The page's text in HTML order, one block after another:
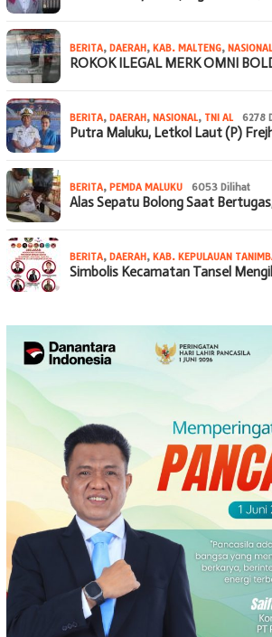
BERITA, DAERAH, KAB. MALTENG, NASIONAL
ROKOK ILEGAL MERK OMNI
BERITA, DAERAH, NASIONAL, TNI AL 6278
Putra Maluku, Letkol Laut (P)
BERITA, PEMDA MALUKU 6053 Dilihat
Alas Sepatu Bolong Saat
BERITA, DAERAH, KAB. KEPULAUAN
Simbolis Kecamatan Tansel